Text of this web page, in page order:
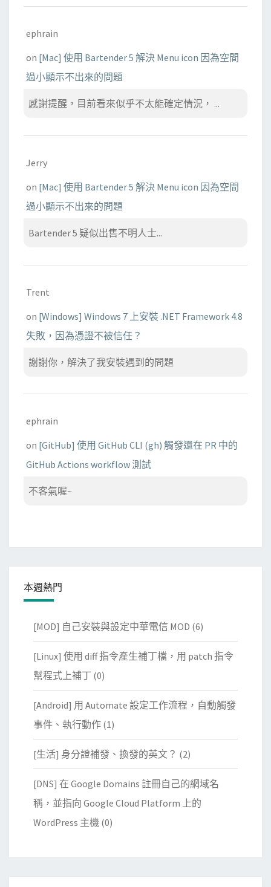
ephrain
on [Mac] 使用 Bartender 5 解決 Menu icon 因為空間
過小顯示不出來的問題
感謝提醒，目前看來似乎不太能確定情況， ...
Jerry
on [Mac] 使用 Bartender 5 解決 Menu icon 因為空間
過小顯示不出來的問題
Bartender 5 疑似出售不明人士...
Trent
on [Windows] Windows 7 上安裝 .NET Framework 4.8
失敗，因為憑證不被信任？
謝謝你，解決了我安裝遇到的問題
ephrain
on [GitHub] 使用 GitHub CLI (gh) 觸發還在 PR 中的
GitHub Actions workflow 測試
不客氣喔~
本週熱門
[MOD] 自己安裝與設定中華電信 MOD (6)
[Linux] 使用 diff 指令產生補丁檔，用 patch 指令
幫程式上補丁 (0)
[Android] 用 Automate 設定工作流程，自動觸發
事件、執行動作 (1)
[生活] 身分證補發、換發的英文？ (2)
[DNS] 在 Google Domains 註冊自己的網域名
稱，並指向 Google Cloud Platform 上的
WordPress 主機 (0)